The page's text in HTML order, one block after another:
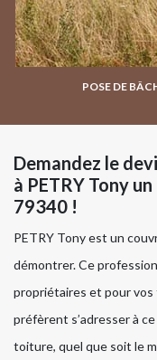
POSE DE
Demandez le
à PETRY Tony
79340 !
PETRY Tony est un
démontrer. Ce
propriétaires et pour
préfèrent s’adresser à
toiture, quel que soit le